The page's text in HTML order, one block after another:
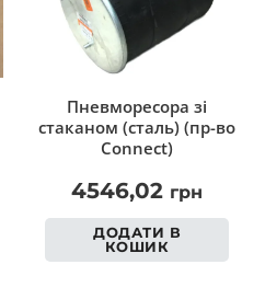
Пневморесора зі
стаканом (сталь) (пр-во
Connect)
4546,02 грн
ДОДАТИ В
КОШИК